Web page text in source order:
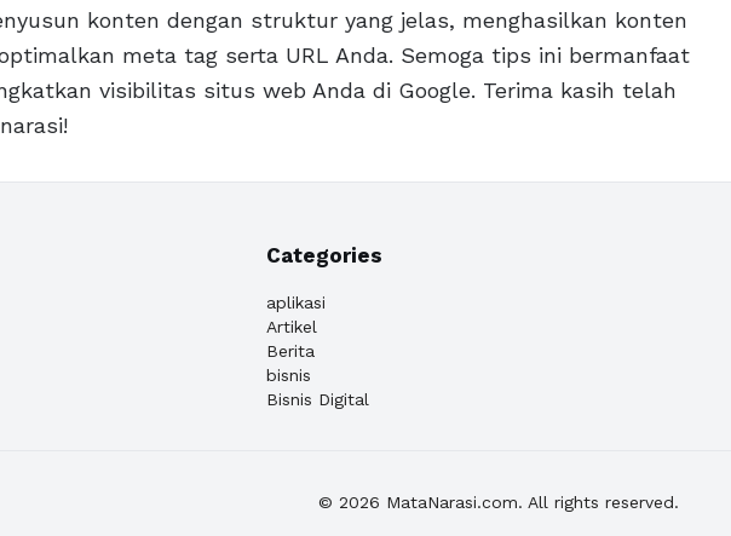
konten dengan struktur yang jelas, menghasilkan konten
meta tag serta URL Anda. Semoga tips ini bermanfaat
visibilitas situs web Anda di Google. Terima kasih telah
Categories
aplikasi
Artikel
Berita
bisnis
Bisnis Digital
© 2026 MataNarasi.com. All rights reserved.